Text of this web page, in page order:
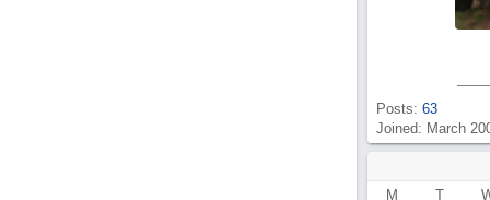
Posts: 63
Joined: March
M T